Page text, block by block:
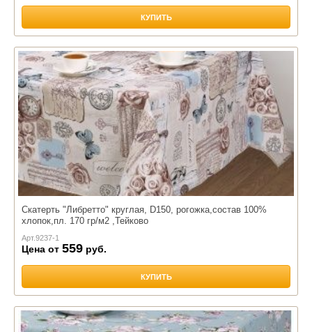
КУПИТЬ
Скатерть "Либретто" круглая, D150, рогожка,состав 100%
хлопок,пл. 170 гр/м2 ,Тейково
Арт.9237-1
Цена от 559 руб.
КУПИТЬ